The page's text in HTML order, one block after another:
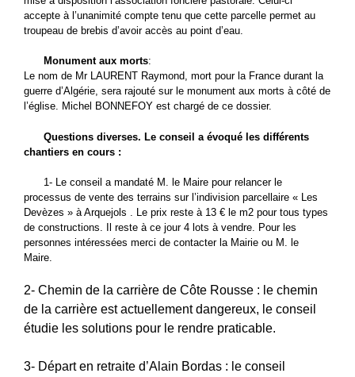
accepte à l’unanimité compte tenu que cette parcelle permet au
troupeau de brebis d’avoir accès au point d’eau.
Monument aux morts:
Le nom de Mr LAURENT Raymond, mort pour la France durant la
guerre d’Algérie, sera rajouté sur le monument aux morts à côté de
l’église. Michel BONNEFOY est chargé de ce dossier.
Questions diverses. Le conseil a évoqué les différents
chantiers en cours :
1- Le conseil a mandaté M. le Maire pour relancer le
processus de vente des terrains sur l’indivision parcellaire « Les
Devèzes » à Arquejols . Le prix reste à 13 € le m2 pour tous types
de constructions. Il reste à ce jour 4 lots à vendre. Pour les
personnes intéressées merci de contacter la Mairie ou M. le
Maire.
2- Chemin de la carrière de Côte Rousse : le chemin
de la carrière est actuellement dangereux, le conseil
étudie les solutions pour le rendre praticable.
3- Départ en retraite d’Alain Bordas : le conseil